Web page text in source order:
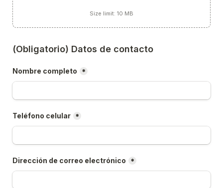
Size limit: 10 MB
(Obligatorio) Datos de contacto
Nombre completo *
Teléfono celular *
Dirección de correo electrónico *